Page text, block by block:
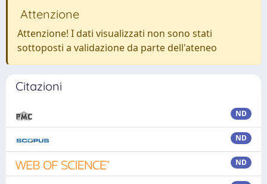
Attenzione
Attenzione! I dati visualizzati non sono stati
sottoposti a validazione da parte dell'ateneo
Citazioni
ND
ND
ND